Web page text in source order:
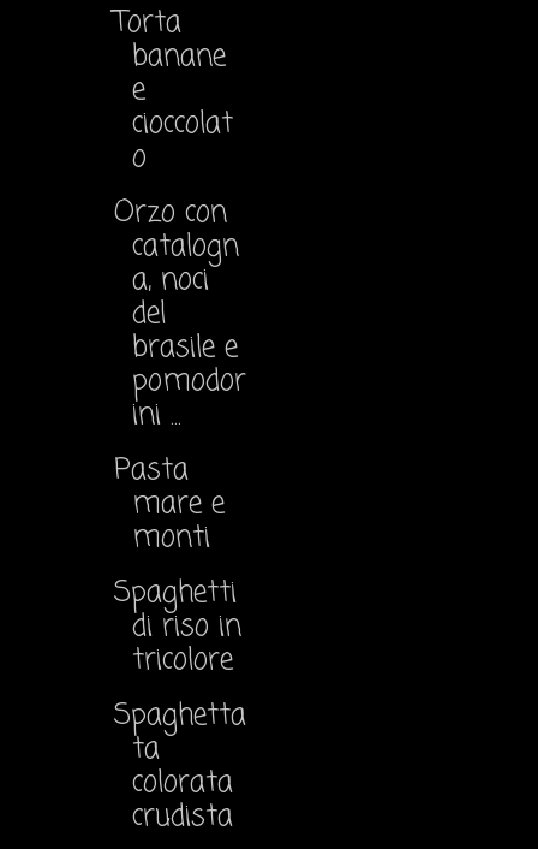
Torta
banane
e
cioccolat
o
Orzo con
catalogn
a, noci
del
brasile e
pomodor
ini ...
Pasta
mare e
monti
Spaghetti
di riso in
tricolore
Spaghetta
ta
colorata
crudista